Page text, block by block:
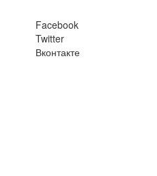
Facebook
Twitter
Вконтакте